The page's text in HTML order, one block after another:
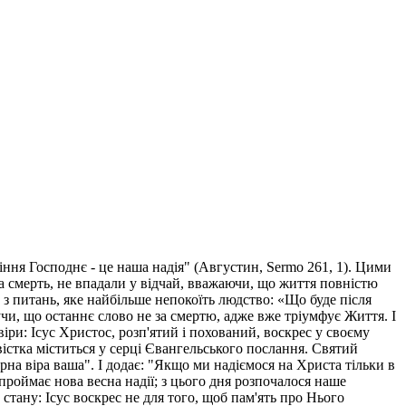
Господнє - це наша надія" (Августин, Sermo 261, 1). Цими
не впадали у відчай, вважаючи, що життя повністю
яке найбільше непокоїть людство: «Що буде після
що останнє слово не за смертю, адже вже тріумфує Життя. І
Ісус Христос, розп'ятий і похований, воскрес у своєму
міститься у серці Євангельського послання. Святий
віра ваша". І додає: "Якщо ми надіємося на Христа тільки в
нова весна надії; з цього дня розпочалося наше
Ісус воскрес не для того, щоб пам'ять про Нього